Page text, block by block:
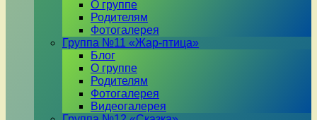
О группе
Родителям
Фотогалерея
Группа №11 «Жар-птица»
Блог
О группе
Родителям
Фотогалерея
Видеогалерея